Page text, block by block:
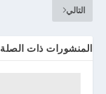
التالي
المنشورات ذات الصلة